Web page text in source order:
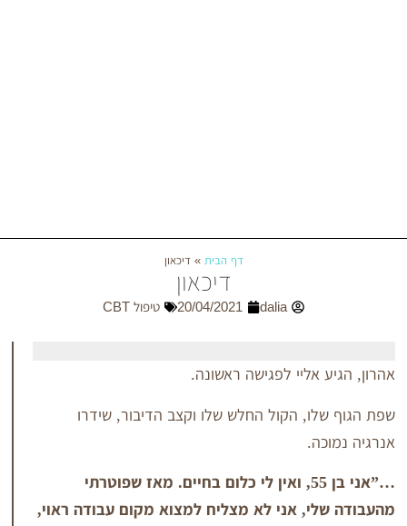
20/04/2021 טיפול CBT
לפגישה ראשונה.
הקול החלש שלו וקצב הדיבור, שידרו
…”אני בן 55, ואין לי כלום בחיים. מאז שפוטרתי
אני לא מצליח למצוא מקום עבודה ראוי,